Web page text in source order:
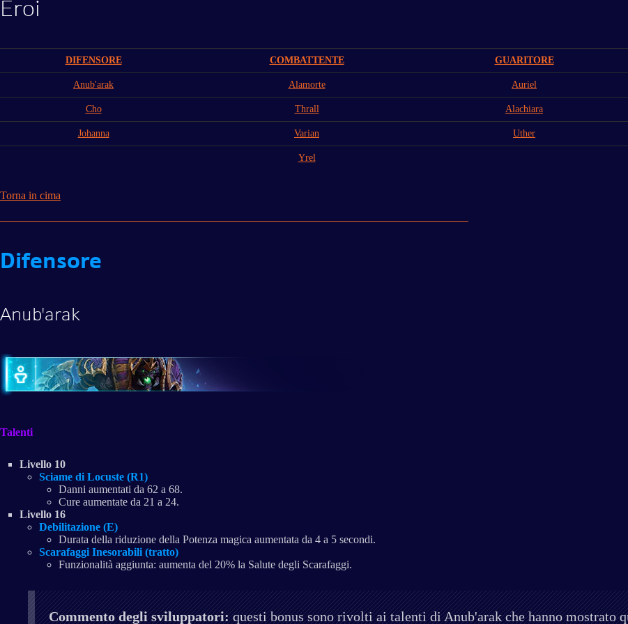
Eroi
DIFENSORE COMBATTENTE GUARITORE
Anub'arak Alamorte Auriel
Cho Thrall Alachiara
Johanna Varian Uther
Yrel
Torna in cima
Difensore
Anub'arak
Talenti
Livello 10
Sciame di Locuste (R1)
Danni aumentati da 62 a 68.
Cure aumentate da 21 a 24.
Livello 16
Debilitazione (E)
Durata della riduzione della Potenza magica aumentata da 4 a 5 secondi.
Scarafaggi Inesorabili (tratto)
Funzionalità aggiunta: aumenta del 20% la Salute degli Scarafaggi.
Commento degli sviluppatori:questi bonus sono rivolti ai talenti di Anub'arak che hanno